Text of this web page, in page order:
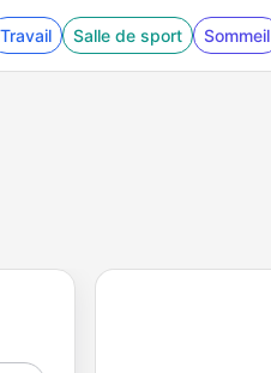
Travail Salle de sport Sommeil